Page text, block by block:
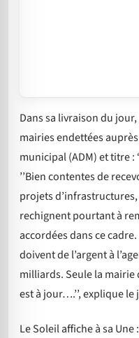
Dans sa livraison du
mairies endettées
municipal (ADM) et titre :
’’Bien contentes de
projets
rechignent pourtant à
accordées dans ce
doivent de l’argent à
milliards. Seule la mairie
est à jour….’’, explique
Le Soleil affiche à sa